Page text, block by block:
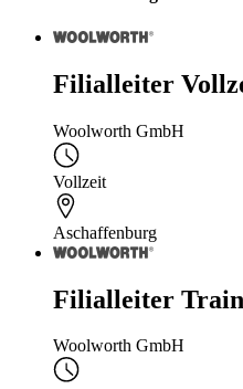
Filialleiter
Woolworth GmbH
Vollzeit
Aschaffenburg
Filialleiter
Woolworth GmbH